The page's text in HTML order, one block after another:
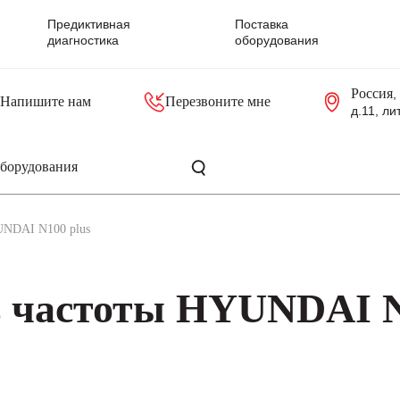
Предиктивная
диагностика
Поставка
оборудования
Напишите нам Перезвоните мне
Россия,
д.11,
N100 plus
частоты HYUNDAI